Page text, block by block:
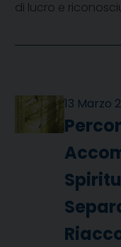
di lucro e
13 Marzo